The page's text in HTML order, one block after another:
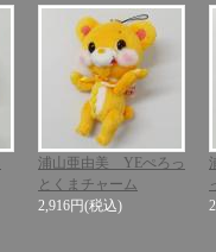
浦山亜由美 YEぺろっ
とくまチャーム
2,916円(税込)